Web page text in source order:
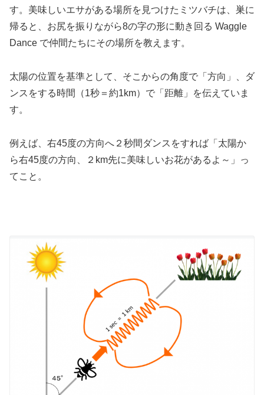
す。美味しいエサがある場所を見つけたミツバチは、巣に
帰ると、お尻を振りながら8の字の形に動き回る Waggle
Dance で仲間たちにその場所を教えます。
太陽の位置を基準として、そこからの角度で「方向」、ダ
ンスをする時間（1秒＝約1km）で「距離」を伝えていま
す。
例えば、右45度の方向へ２秒間ダンスをすれば「太陽か
ら右45度の方向、２km先に美味しいお花があるよ～」っ
てこと。